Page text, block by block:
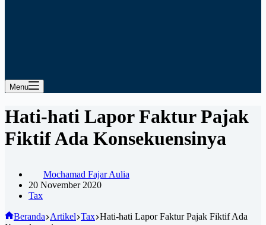
Menu
Hati-hati Lapor Faktur Pajak
Fiktif Ada Konsekuensinya
Mochamad Fajar Aulia
20 November 2020
Tax
Beranda Artikel Tax Hati-hati Lapor Faktur Pajak Fiktif Ada